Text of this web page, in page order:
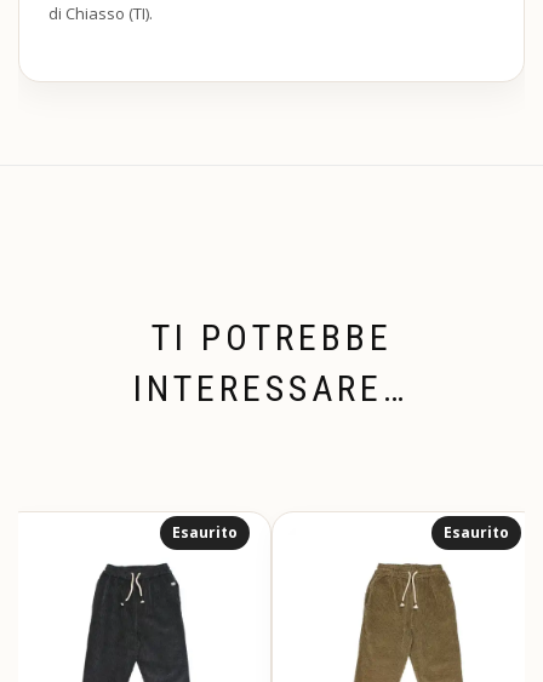
di Chiasso (TI).
TI POTREBBE
INTERESSARE…
Esaurito Esaurito